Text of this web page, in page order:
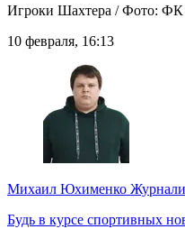
Игроки Шахтера / Фото:
10 февраля, 16:13
Михаил Юхименко
Будь в курсе спортивных